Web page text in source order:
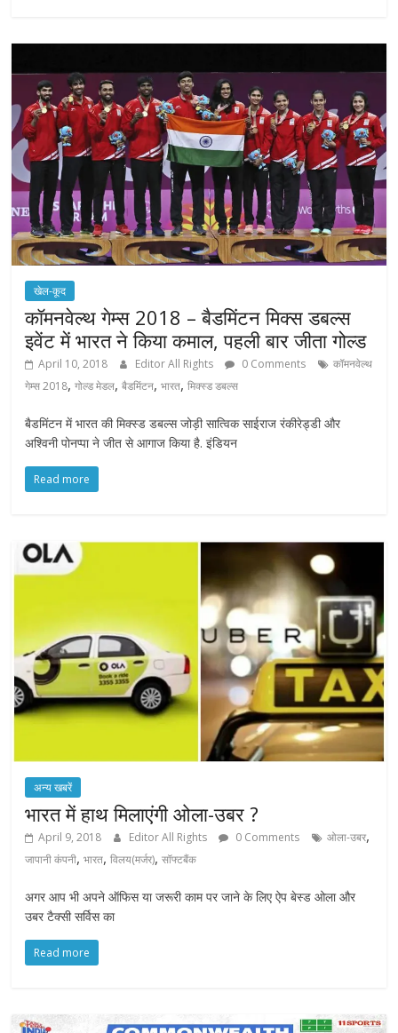
खेल-कूद
कॉमनवेल्थ गेम्स 2018 – बैडमिंटन मिक्स डबल्स
इवेंट में भारत ने किया कमाल, पहली बार जीता गोल्ड
April 10, 2018 Editor All Rights 0 Comments
कॉमनवेल्थ
गेम्स 2018,गोल्ड मेडल,बैडमिंटन,भारत,मिक्स्ड डबल्स
बैडमिंटन में भारत की मिक्स्ड डबल्स जोड़ी सात्विक साईराज रंकीरेड्डी और
अश्विनी पोनप्पा ने जीत से आगाज किया है. इंडियन
Read more
अन्य खबरें
भारत में हाथ मिलाएंगी ओला-उबर ?
April 9, 2018 Editor All Rights 0 Comments ओला-उबर,
जापानी कंपनी,भारत,विलय(मर्जर),सॉफ्टबैंक
अगर आप भी अपने ऑफिस या जरूरी काम पर जाने के लिए ऐप बेस्ड ओला और
उबर टैक्सी सर्विस का
Read more